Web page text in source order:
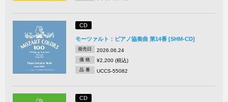
CD
モーツァルト：ピアノ協奏曲 第14番 [SHM-CD]
発売日 2026.06.24
価 格 ¥2,200 (税込)
品 番 UCCS-55082
CD